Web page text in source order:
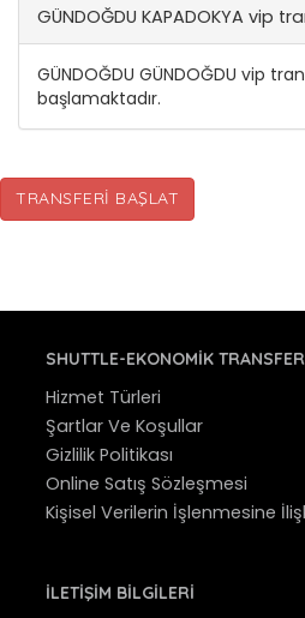
GÜNDOĞDU KAPADOKYA vip
GÜNDOĞDU GÜNDOĞDU vip
başlamaktadır.
TRANSFERI BAŞLAT
SHUTTLE-EKONOMIK TRANSFER
Hizmet Türleri
Şartlar Ve Koşullar
Gizlilik Politikası
Online Satış Sözleşmesi
Kişisel Verilerin İşlenmesine
İLETİŞİM BİLGİLERİ